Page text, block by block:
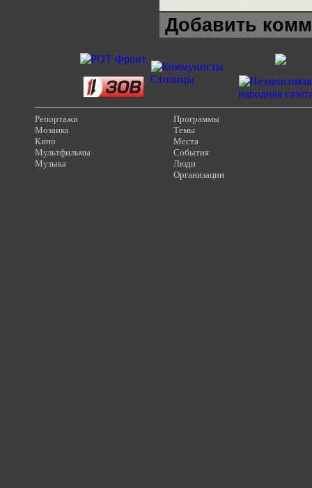
Добавить
Репортажи
Мозаика
Кино
Мультфильмы
Музыка
Программы
Темы
Места
События
Люди
Организации